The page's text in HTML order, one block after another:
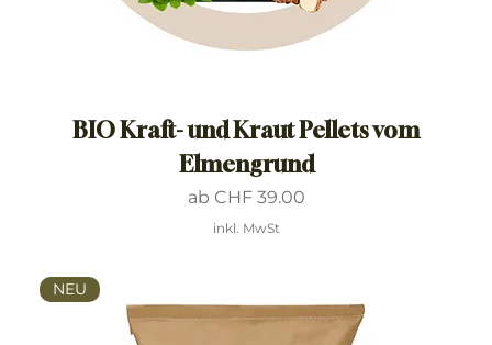
BIO Kraft- und Kraut Pellets vom
Elmengrund
ab CHF 39.00
Sale-Preis
inkl. MwSt
NEU